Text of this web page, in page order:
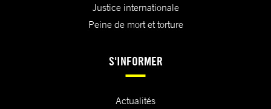
Justice internationale
Peine de mort et torture
S'INFORMER
Actualités